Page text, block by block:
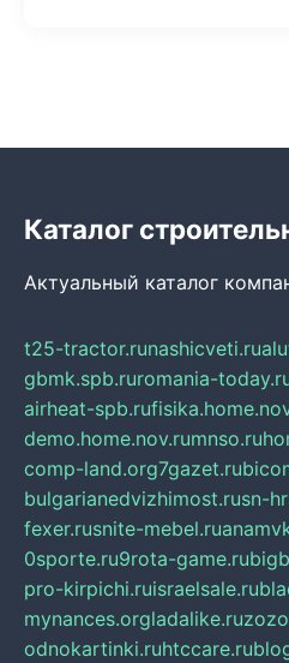
Каталог
Актуальный каталог
t25-tractor.runashicveti.ru
gbmk.spb.ruromania-
airheat-spb.ru
demo.home.nov.rumnso.ru
comp-land.org7gazet.ru
bulgarianedvizhimost.rusn-
fexer.rusnite-mebel.ru
0sporte.ru9rota-game.ru
pro-kirpichi.ruisraelsale.ru
mynances.orgladalike.ru
odnokartinki.ruhtccare.ru